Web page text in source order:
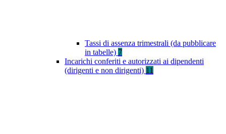
Tassi di assenza trimestrali (da pubblicare
in tabelle) 7
Incarichi conferiti e autorizzati ai dipendenti
(dirigenti e non dirigenti) 11